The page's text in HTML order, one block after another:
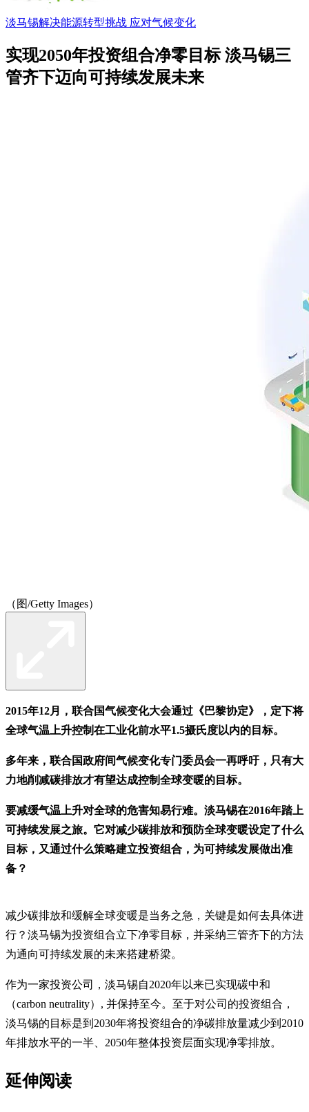
淡马锡解决能源转型挑战 应对气候变化
实现2050年投资组合净零目标 淡马锡三
管齐下迈向可持续发展未来
（图/Getty Images）
2015年12月，联合国气候变化大会通过《巴黎协定》，定下将
全球气温上升控制在工业化前水平1.5摄氏度以内的目标。
多年来，联合国政府间气候变化专门委员会一再呼吁，只有大
力地削减碳排放才有望达成控制全球变暖的目标。
要减缓气温上升对全球的危害知易行难。淡马锡在2016年踏上
可持续发展之旅。它对减少碳排放和预防全球变暖设定了什么
目标，又通过什么策略建立投资组合，为可持续发展做出准
备？
减少碳排放和缓解全球变暖是当务之急，关键是如何去具体进
行？淡马锡为投资组合立下净零目标，并采纳三管齐下的方法
为通向可持续发展的未来搭建桥梁。
作为一家投资公司，淡马锡自2020年以来已实现碳中和
（carbon neutrality）, 并保持至今。至于对公司的投资组合，
淡马锡的目标是到2030年将投资组合的净碳排放量减少到2010
年排放水平的一半、2050年整体投资层面实现净零排放。
延伸阅读